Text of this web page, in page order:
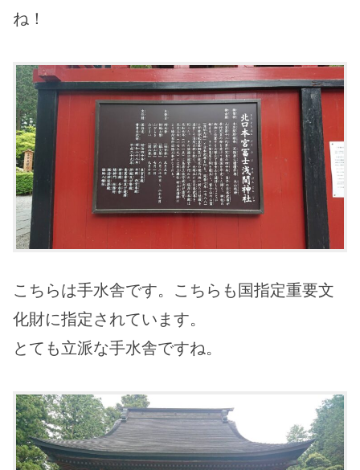
ね！
こちらは手水舎です。こちらも国指定重要文
化財に指定されています。
とても立派な手水舎ですね。